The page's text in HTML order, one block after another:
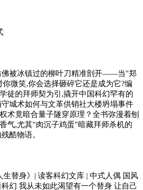
佛被冰镇过的柳叶刀精准剖开——当"郑
微笑,你会选择砸碎它还是成为它?编
徒的拜师契为引,撬开中国科幻罕有的
城术如何与文革供销社大楼坍塌事件
术竟暗合量子隧穿原理？全书弥漫着刨
气,尤其"肉沉子鸡蛋"暗藏拜师杀机的
酷物语。